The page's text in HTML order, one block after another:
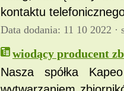
kontaktu
Data dodania: 11 10 2022 ·
wiodący producent
Nasza spółka